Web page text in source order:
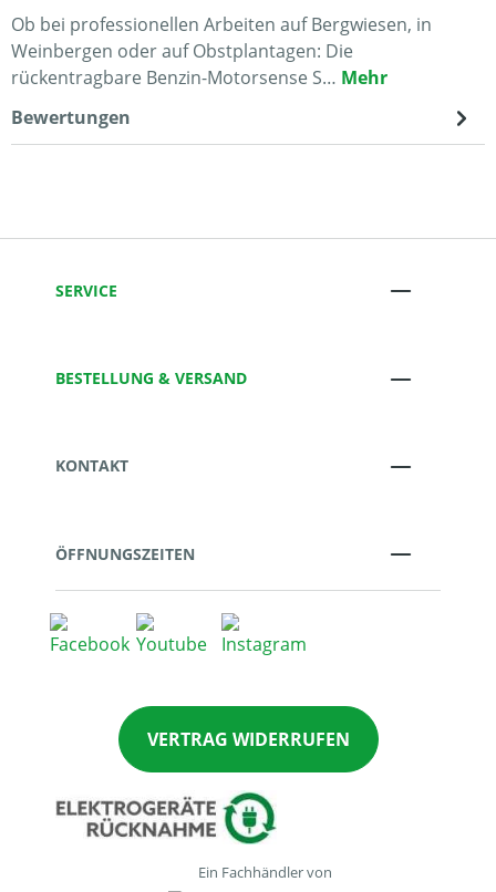
Ob bei professionellen Arbeiten auf Bergwiesen, in
Weinbergen oder auf Obstplantagen: Die
rückentragbare Benzin-Motorsense S… Mehr
Bewertungen
SERVICE
BESTELLUNG & VERSAND
KONTAKT
ÖFFNUNGSZEITEN
VERTRAG WIDERRUFEN
Ein Fachhändler von